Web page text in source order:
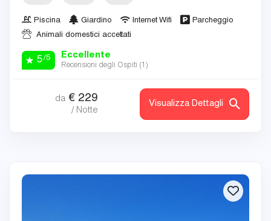
Piscina Giardino Internet Wifi
Parcheggio
Animali domestici accettati
5/5 Eccellente
Recensioni degli Ospiti (1 )
da € 229
/ Notte
Visualizza Dettagli